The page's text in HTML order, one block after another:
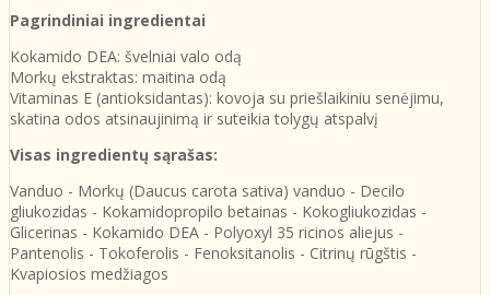
Pagrindiniai ingredientai
Kokamido DEA: švelniai valo odą
Morkų ekstraktas: maitina odą
Vitaminas E (antioksidantas): kovoja su priešlaikiniu senėjimu,
skatina odos atsinaujinimą ir suteikia tolygų atspalvį
Visas ingredientų sąrašas:
Vanduo - Morkų (Daucus carota sativa) vanduo - Decilo
gliukozidas - Kokamidopropilo betainas - Kokogliukozidas -
Glicerinas - Kokamido DEA - Polyoxyl 35 ricinos aliejus -
Pantenolis - Tokoferolis - Fenoksitanolis - Citrinų rūgštis -
Kvapiosios medžiagos